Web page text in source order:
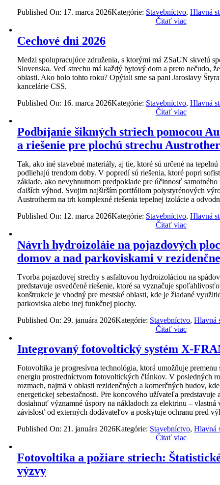
Published On: 17. marca 2026Kategórie: Stavebníctvo,Hlavná
Čitať viac
Cechové dni 2026
Medzi spolupracujúce združenia, s ktorými má ZSaUN skvelú
Slovenska. Veď strechu má každý bytový dom a preto nečudo,
oblasti. Ako bolo tohto roku? Opýtali sme sa pani Jaroslavy
kancelárie CSS.
Published On: 16. marca 2026Kategórie: Stavebníctvo,Hlavná
Čitať viac
Podbíjanie šikmých striech pomocou
a riešenie pre plochú strechu
Tak, ako iné stavebné materiály, aj tie, ktoré sú určené na
podliehajú trendom doby. V popredí sú riešenia, ktoré popri
základe, ako nevyhnutnom predpoklade pre účinnosť
ďalších výhod. Svojim najširším portfóliom polystyrénových
Austrotherm na trh komplexné riešenia tepelnej izolácie a
Published On: 12. marca 2026Kategórie: Stavebníctvo,Hlavná
Čitať viac
Návrh hydroizoláie na pojazdových
domov a nad parkoviskami v
Tvorba pojazdovej strechy s asfaltovou hydroizoláciou na
predstavuje osvedčené riešenie, ktoré sa vyznačuje
konštrukcie je vhodný pre mestské oblasti, kde je žiadané
parkoviska alebo inej funkčnej plochy.
Published On: 29. januára 2026Kategórie: Stavebníctvo,Hlavná
Čitať viac
Integrovaný fotovoltický systém X-
Fotovoltika je progresívna technológia, ktorá umožňuje premenu
energiu prostredníctvom fotovoltických článkov. V posledných
rozmach, najmä v oblasti rezidenčných a komerčných budov,
energetickej sebestačnosti. Pre koncového užívateľa
dosiahnuť významné úspory na nákladoch za elektrinu – vlastná
závislosť od externých dodávateľov a poskytuje ochranu pred
Published On: 21. januára 2026Kategórie: Stavebníctvo,Hlavná
Čitať viac
Fotovoltika a požiare striech:
výzvy